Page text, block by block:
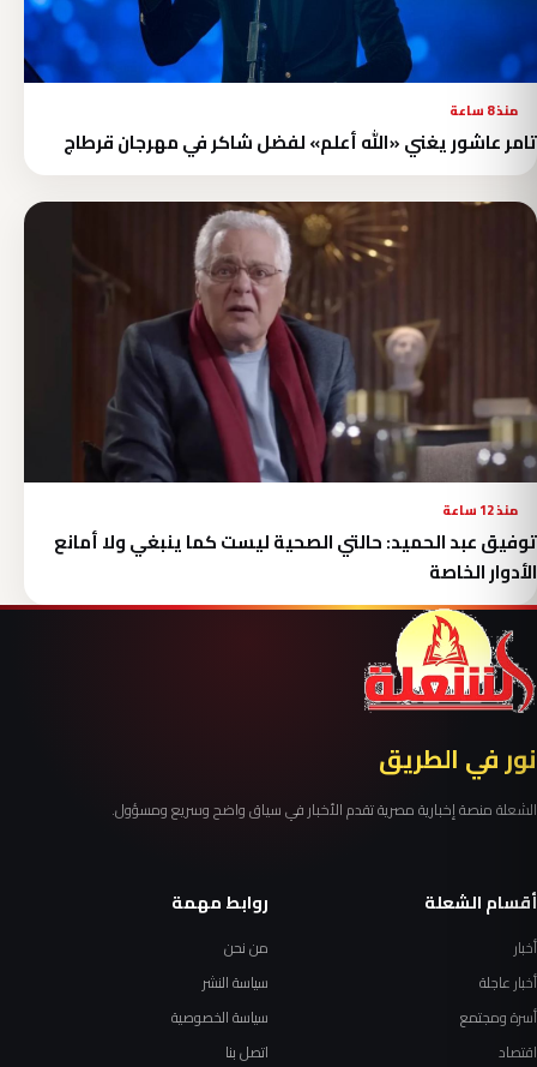
منذ 8 ساعة
تامر عاشور يغني «الله أعلم» لفضل شاكر في مهرجان قرطاج
منذ 12 ساعة
توفيق عبد الحميد: حالتي الصحية ليست كما ينبغي ولا أمانع
الأدوار الخاصة
نور في الطريق
الشعلة منصة إخبارية مصرية تقدم الأخبار في سياق واضح وسريع ومسؤول.
أقسام الشعلة
أخبار
أخبار عاجلة
أسرة ومجتمع
اقتصاد
روابط مهمة
من نحن
سياسة النشر
سياسة الخصوصية
اتصل بنا